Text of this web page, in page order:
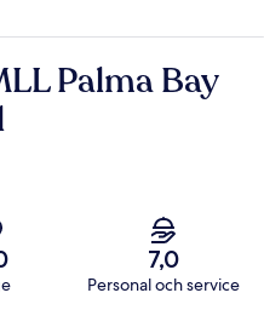
Palma Bay
7,0
Personal och service